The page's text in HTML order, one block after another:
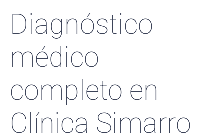
Diagnóstico
médico
completo en
Clínica Simarro